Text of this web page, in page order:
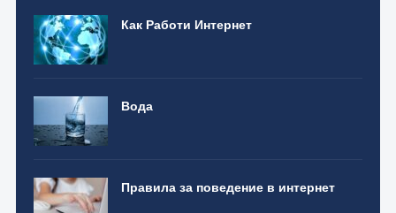
Как Работи Интернет
Вода
Правила за поведение в интернет